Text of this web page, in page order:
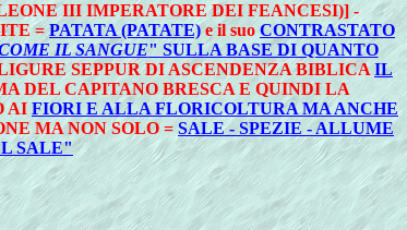
III IMPERATORE DEI FEANCESI)] -
=PATATA (PATATE)e il suo CONTRASTATO
IL SANGUE" SULLA BASE DI QUANTO
SEPPUR DI ASCENDENZA BIBLICA IL
DEL CAPITANO BRESCA E QUINDI LA
AIFIORI E ALLA FLORICOLTURA MA ANCHE
MA NON SOLO = SALE - SPEZIE - ALLUME
SALE"